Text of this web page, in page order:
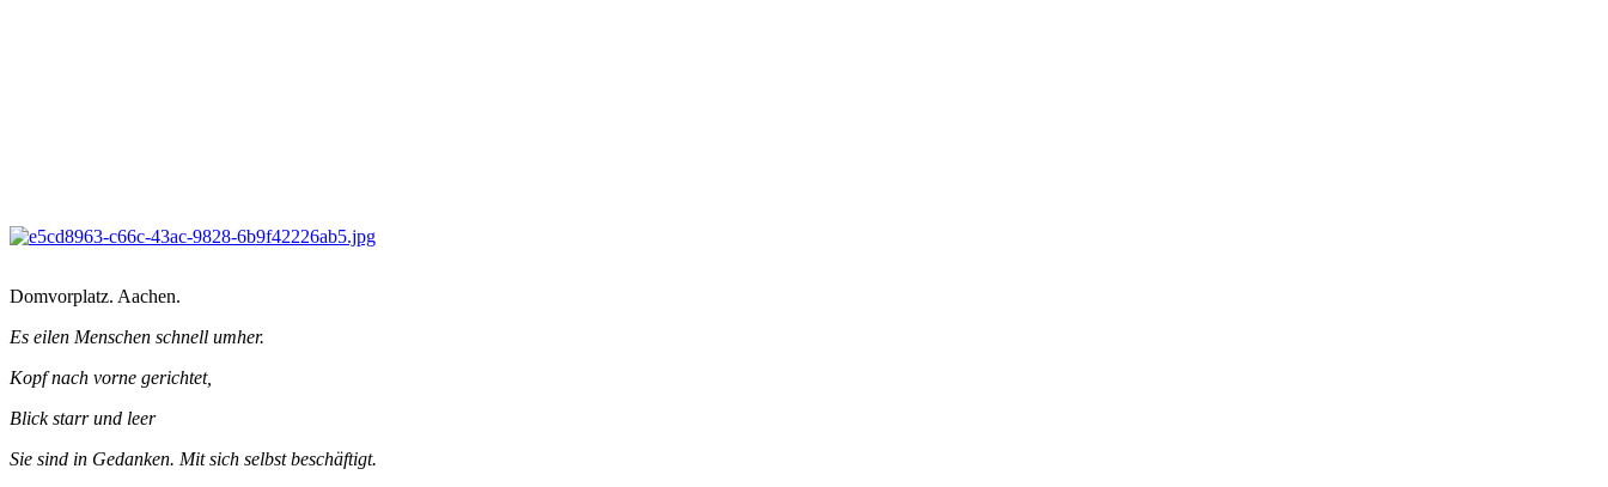
Domvorplatz. Aachen.
Es eilen Menschen schnell umher.
Kopf nach vorne gerichtet,
Blick starr und leer
Sie sind in Gedanken. Mit sich selbst beschäftigt.